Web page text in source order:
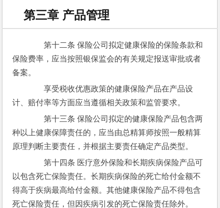
第三章 产品管理
第十二条 保险公司拟定健康保险的保险条款和
保险费率，应当按照银保监会的有关规定报送审批或者
备案。
享受税收优惠政策的健康保险产品在产品设
计、赔付率等方面应当遵循相关政策和监管要求。
第十三条 保险公司拟定的健康保险产品包含两
种以上健康保障责任的，应当由总精算师按照一般精算
原理判断主要责任，并根据主要责任确定产品类型。
第十四条 医疗意外保险和长期疾病保险产品可
以包含死亡保险责任。长期疾病保险的死亡给付金额不
得高于疾病最高给付金额。其他健康保险产品不得包含
死亡保险责任，但因疾病引发的死亡保险责任除外。